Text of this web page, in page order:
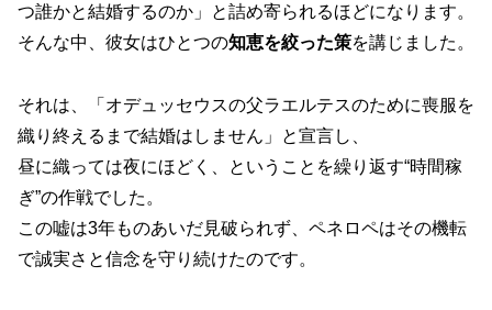
つ誰かと結婚するのか」と詰め寄られるほどになります。
そんな中、彼女はひとつの知恵を絞った策を講じました。
それは、「オデュッセウスの父ラエルテスのために喪服を
織り終えるまで結婚はしません」と宣言し、
昼に織っては夜にほどく、ということを繰り返す“時間稼
ぎ”の作戦でした。
この嘘は3年ものあいだ見破られず、ペネロペはその機転
で誠実さと信念を守り続けたのです。